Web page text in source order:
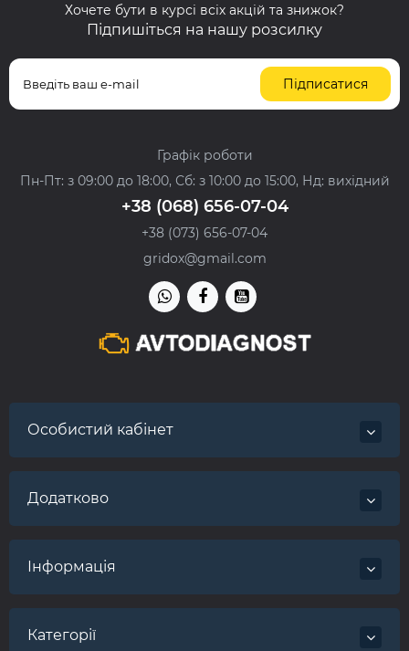
Хочете бути в курсі всіх акцій та знижок?
Підпишіться на нашу розсилку
Підписатися
Графік роботи
Пн-Пт: з 09:00 до 18:00, Сб: з 10:00 до 15:00, Нд: вихідний
+38 (068) 656-07-04
+38 (073) 656-07-04
gridox@gmail.com
Особистий кабінет
Додатково
Інформація
Категорії